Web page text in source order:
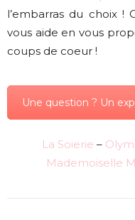
l’embarras du choix !
vous aide en vous
coups de coeur !
Une question ? Un
La Soierie –
Mademoiselle